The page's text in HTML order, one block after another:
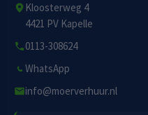
Kloosterweg 4
4421 PV Kapelle
0113-308624
WhatsApp
info@moerverhuur.nl